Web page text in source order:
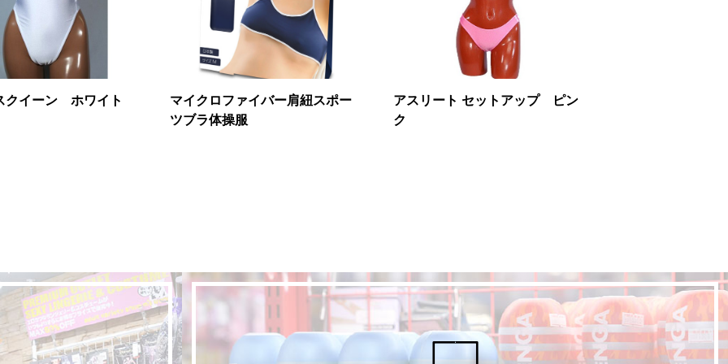
クイーン ホワイト
マイクロファイバー肩紐スポー
ツブラ体操服
アスリート セットアップ ピン
ク